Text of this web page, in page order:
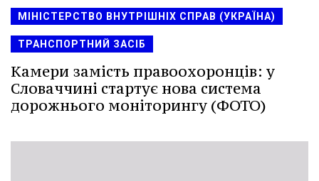
МІНІСТЕРСТВО ВНУТРІШНІХ СПРАВ (УКРАЇНА)
ТРАНСПОРТНИЙ ЗАСІБ
Камери замість правоохоронців: у
Словаччині стартує нова система
дорожнього моніторингу (ФОТО)